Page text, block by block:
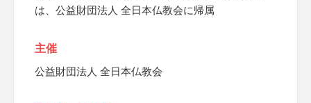
は、公益財団法人 全日本仏教会に帰属
主催
公益財団法人 全日本仏教会